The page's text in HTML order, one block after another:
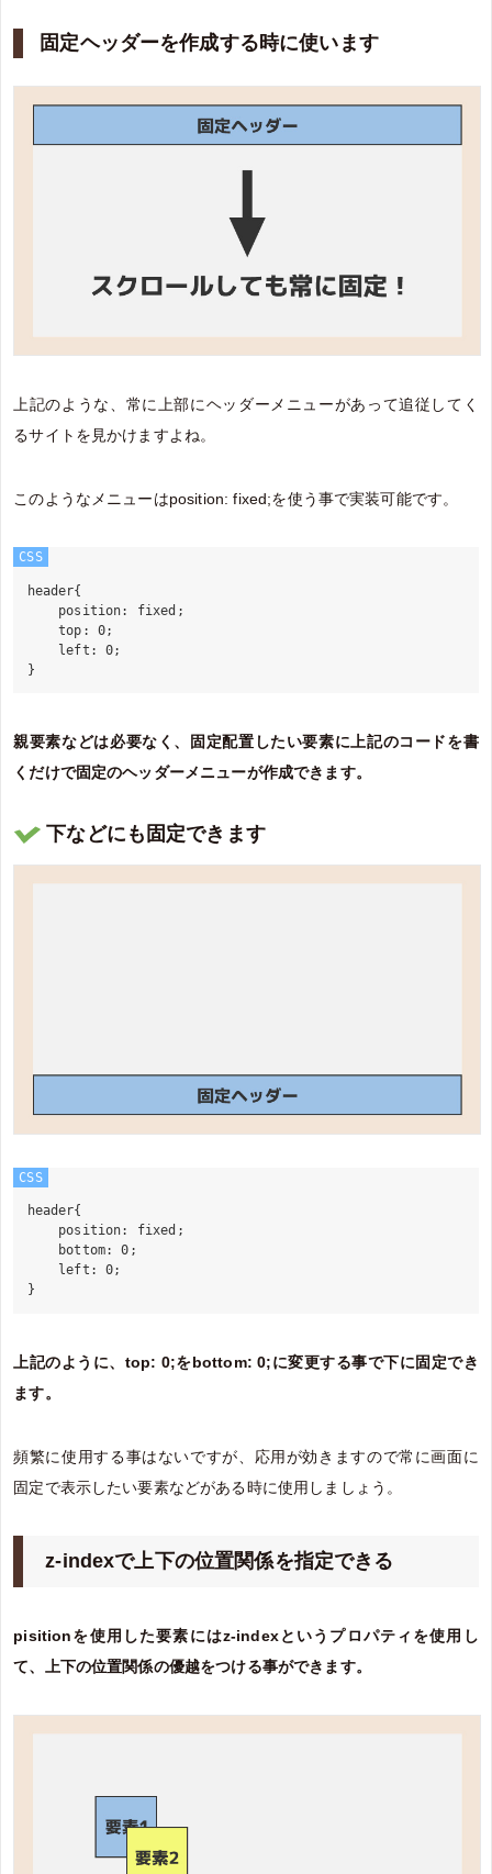
固定ヘッダーを作成する時に使います
上記のような、常に上部にヘッダーメニューがあって追従してく
るサイトを見かけますよね。
このようなメニューはposition: fixed;を使う事で実装可能です。
CSS
header{
    position: fixed;
    top: 0;
    left: 0;
親要素などは必要なく、固定配置したい要素に上記のコードを書
くだけで固定のヘッダーメニューが作成できます。
下などにも固定できます
CSS
header{
    position: fixed;
    bottom: 0;
    left: 0;
上記のように、top: 0;をbottom: 0;に変更する事で下に固定でき
ます。
頻繁に使用する事はないですが、応用が効きますので常に画面に
固定で表示したい要素などがある時に使用しましょう。
z-indexで上下の位置関係を指定できる
pisitionを使用した要素にはz-indexというプロパティを使用し
て、上下の位置関係の優越をつける事ができます。